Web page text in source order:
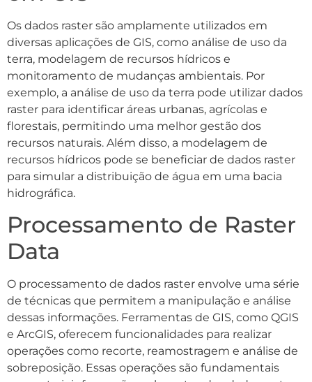
Os dados raster são amplamente utilizados em
diversas aplicações de GIS, como análise de uso da
terra, modelagem de recursos hídricos e
monitoramento de mudanças ambientais. Por
exemplo, a análise de uso da terra pode utilizar dados
raster para identificar áreas urbanas, agrícolas e
florestais, permitindo uma melhor gestão dos
recursos naturais. Além disso, a modelagem de
recursos hídricos pode se beneficiar de dados raster
para simular a distribuição de água em uma bacia
hidrográfica.
Processamento de Raster
Data
O processamento de dados raster envolve uma série
de técnicas que permitem a manipulação e análise
dessas informações. Ferramentas de GIS, como QGIS
e ArcGIS, oferecem funcionalidades para realizar
operações como recorte, reamostragem e análise de
sobreposição. Essas operações são fundamentais